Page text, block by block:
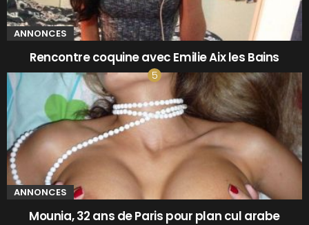
ANNONCES
Rencontre coquine avec Emilie Aix les Bains
ANNONCES
Mounia, 32 ans de Paris pour plan cul arabe